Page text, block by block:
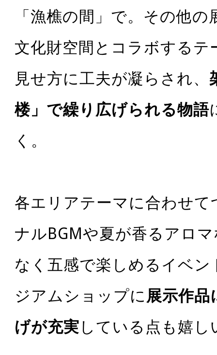
「漁樵の間」で。その他
文化財空間とコラボするテ
見せ方に工夫が凝らされ、
楼」で繰り広げられる物語
く。
各エリアテーマに合わせ
ナルBGMや夏が香るアロ
なく五感で楽しめるイベ
ジアムショップに展示作
げが充実している点も嬉し